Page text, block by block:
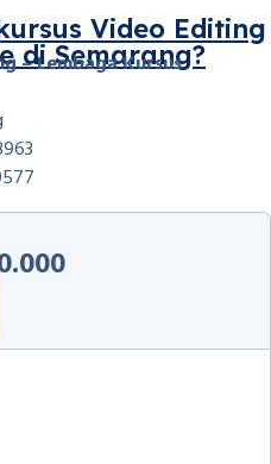
Video Editing
di Semarang?
– Lembaga Kursus